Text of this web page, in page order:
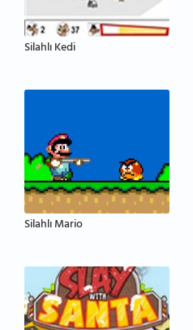
Silahlı Kedi
Silahlı Mario